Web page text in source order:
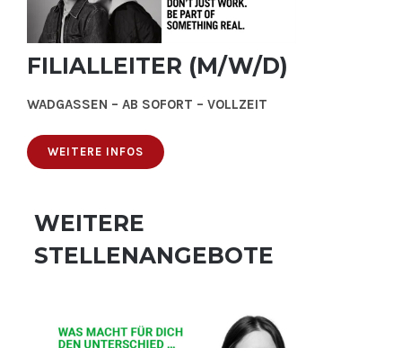
FILIALLEITER (M/W/D)
WADGASSEN – AB SOFORT – VOLLZEIT
WEITERE INFOS
WEITERE
STELLENANGEBOTE